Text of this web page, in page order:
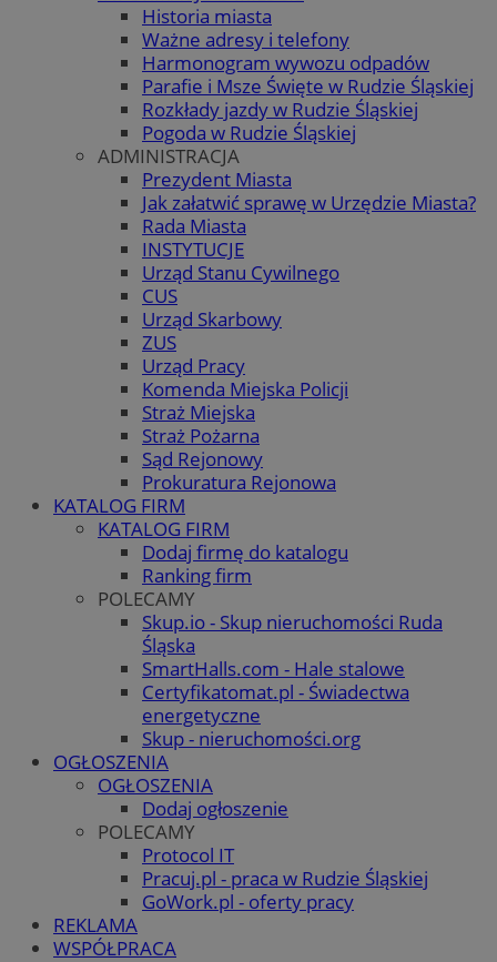
Historia miasta
Ważne adresy i telefony
Harmonogram wywozu odpadów
Parafie i Msze Święte w Rudzie Śląskiej
Rozkłady jazdy w Rudzie Śląskiej
Pogoda w Rudzie Śląskiej
ADMINISTRACJA
Prezydent Miasta
Jak załatwić sprawę w Urzędzie Miasta?
Rada Miasta
INSTYTUCJE
Urząd Stanu Cywilnego
CUS
Urząd Skarbowy
ZUS
Urząd Pracy
Komenda Miejska Policji
Straż Miejska
Straż Pożarna
Sąd Rejonowy
Prokuratura Rejonowa
KATALOG FIRM
KATALOG FIRM
Dodaj firmę do katalogu
Ranking firm
POLECAMY
Skup.io - Skup nieruchomości Ruda
Śląska
SmartHalls.com - Hale stalowe
Certyfikatomat.pl - Świadectwa
energetyczne
Skup - nieruchomości.org
OGŁOSZENIA
OGŁOSZENIA
Dodaj ogłoszenie
POLECAMY
Protocol IT
Pracuj.pl - praca w Rudzie Śląskiej
GoWork.pl - oferty pracy
REKLAMA
WSPÓŁPRACA